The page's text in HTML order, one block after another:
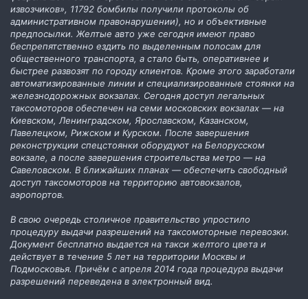
извозчиков», 11792 бомбилы получили протоколы об
административном правонарушении), но и объективные
предпосылки. Желтые авто уже сегодня имеют право
беспрепятственно ездить по выделенным полосам для
общественного транспорта, а стало быть, оперативнее и
быстрее развозят по городу клиентов. Кроме этого заработали
автоматизированные линии и специализированные стоянки на
железнодорожных вокзалах. Сегодня доступ легальных
таксомоторов обеспечен на семи московских вокзалах — на
Киевском, Ленинградском, Ярославском, Казанском,
Павелецком, Рижском и Курском. После завершения
реконструкции спецстоянки оборудуют на Белорусском
вокзале, а после завершения строительства метро — на
Савеловском. В ближайших планах — обеспечить свободный
доступ таксомоторов на территорию автовокзалов,
аэропортов.
В свою очередь столичное правительство упростило
процедуру выдачи разрешений на таксомоторные перевозки.
Документ бесплатно выдается на такси желтого цвета и
действует в течение 5 лет на территории Москвы и
Подмосковья. Причём с апреля 2014 года процедура выдачи
разрешений переведена в электронный вид.